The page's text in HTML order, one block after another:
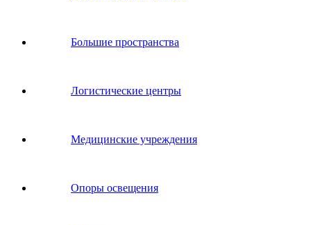
Большие пространства
Логистические центры
Медицинские учреждения
Опоры освещения